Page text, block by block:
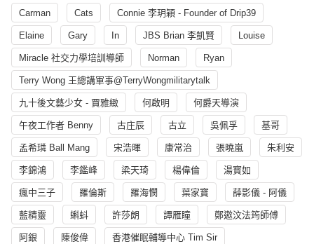
Carman Cats Connie 李玥穎 - Founder of Drip39
Elaine Gary In JBS Brian 李凱賢 Louise
Miracle 社交力學培訓導師 Norman Ryan
Terry Wong 王總講軍事@TerryWongmilitarytalk
九十後文藝少女 - 賈雅緻 何啟明 何爵天導演
午夜工作者 Benny 古庄辰 古立 吳佩孚 基哥
孟希璘 Ball Mang 宋浩暉 康常治 張曉嵐 朱利安
李錦鴻 李鑑峰 梁天琦 楊偉倫 湯寳如
瘋中三子 羅倫斯 羅海憫 葉家寶 薛影儀 - 阿儀
藍精靈 蝌蚪 許莎朗 譚雁瞳 鄭遨汶法筠師傅
阿銀 陳俊偉 香港催眠輔導中心 Tim Sir